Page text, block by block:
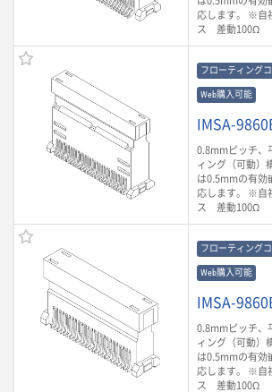
応します。 ※自
ス 差動100Ω
フローティング
Web購入可能
IMSA-
0.8mmピッチ、
ィング（可動）
は0.5mmの有
応します。 ※自
ス 差動100Ω
フローティング
Web購入可能
IMSA-
0.8mmピッチ、
ィング（可動）
は0.5mmの有
応します。 ※自
ス 差動100Ω